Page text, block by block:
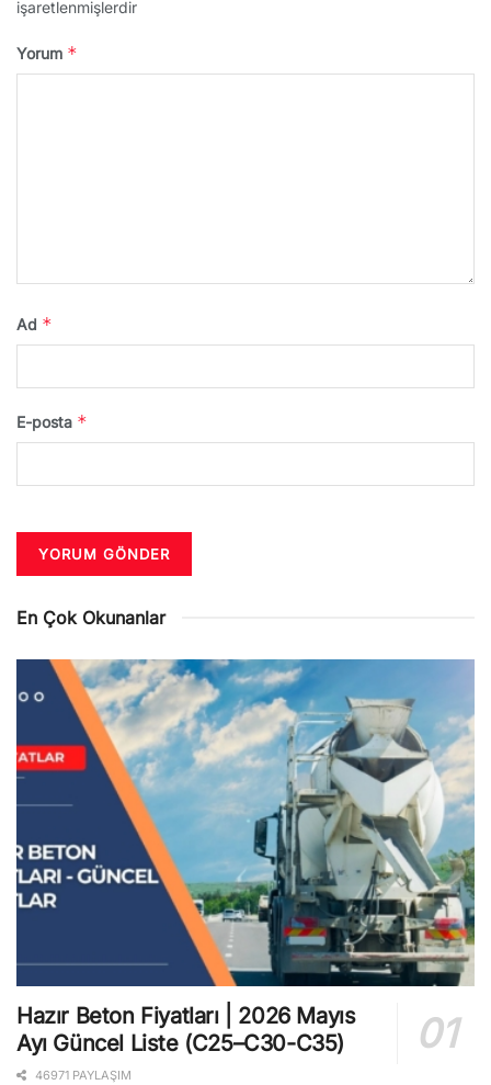
işaretlenmişlerdir
Yorum *
Ad *
E-posta *
En Çok Okunanlar
Hazır Beton Fiyatları | 2026 Mayıs
Ayı Güncel Liste (C25–C30-C35)
46971 PAYLAŞIM